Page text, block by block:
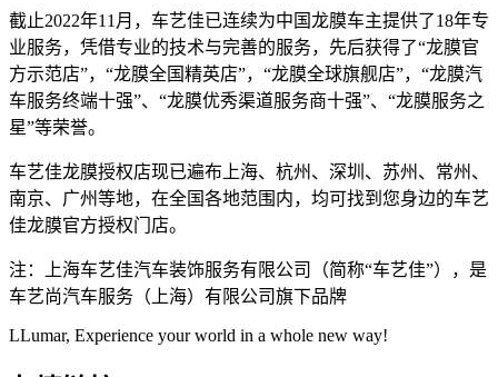
截止2022年11月，车艺佳已连续为中国龙膜车主提供了18年专
业服务，凭借专业的技术与完善的服务，先后获得了“龙膜官
方示范店”，“龙膜全国精英店”，“龙膜全球旗舰店”，“龙膜汽
车服务终端十强”、“龙膜优秀渠道服务商十强”、“龙膜服务之
星”等荣誉。
车艺佳龙膜授权店现已遍布上海、杭州、深圳、苏州、常州、
南京、广州等地，在全国各地范围内，均可找到您身边的车艺
佳龙膜官方授权门店。
注：上海车艺佳汽车装饰服务有限公司（简称“车艺佳”），是
车艺尚汽车服务（上海）有限公司旗下品牌
LLumar, Experience your world in a whole new way!